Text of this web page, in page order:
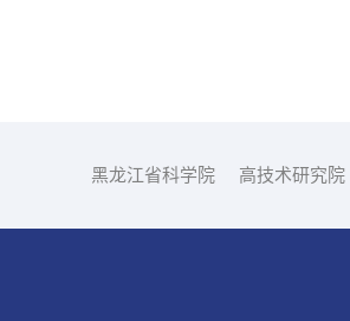
黑龙江省科学院 高技术研究院